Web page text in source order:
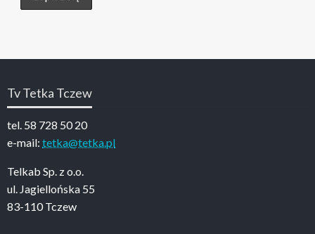
Tv Tetka Tczew
tel. 58 728 50 20
e-mail: tetka@tetka.pl
Telkab Sp. z o.o.
ul. Jagiellońska 55
83-110 Tczew